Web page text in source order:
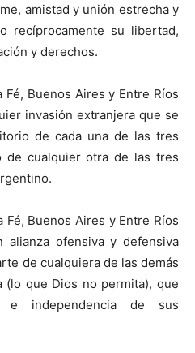
amistad y unión estrecha y
recíprocamente su libertad,
y derechos.
Fé, Buenos Aires y Entre Ríos
invasión extranjera que se
de cada una de las tres
de cualquier otra de las tres
Fé, Buenos Aires y Entre Ríos
ofensiva y defensiva
de cualquiera de las demás
(lo que Dios no permita), que
e independencia de sus